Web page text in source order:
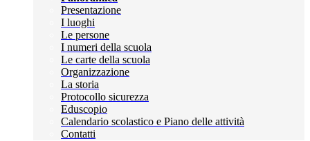
Presentazione
I luoghi
Le persone
I numeri della scuola
Le carte della scuola
Organizzazione
La storia
Protocollo sicurezza
Eduscopio
Calendario scolastico e Piano delle attività
Contatti